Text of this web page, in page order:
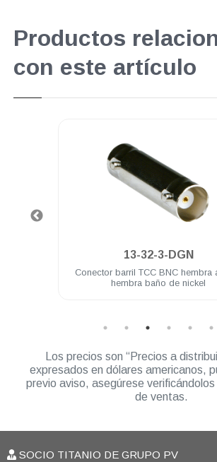
Productos
con este artículo
13-32-3-DGN
Conector barril TCC BNC hembra
hembra baño de nickel
Los precios son “Precios a
expresados en dólares americanos,
previo aviso, asegúrese
de ventas.
SOCIO TITANIO DE GRUPO PV